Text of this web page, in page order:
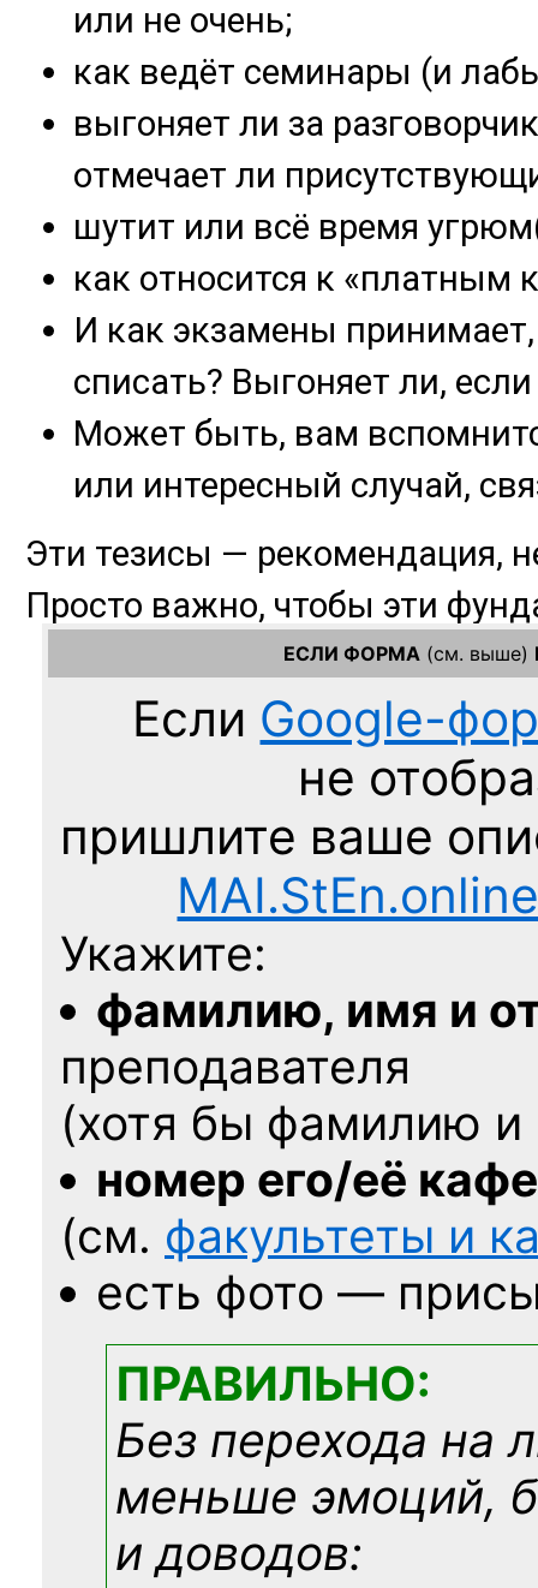
ЕСЛИ ФОРМА (см. выше)
Если Google-
не
пришлите ваше
Укажите:
фамилию, имя и
преподавателя
(хотя бы фамилию
номер его/её
(см. факультеты и
есть фото —
ПРАВИЛЬНО:
Без перехода на
меньше эмоций,
и доводов: